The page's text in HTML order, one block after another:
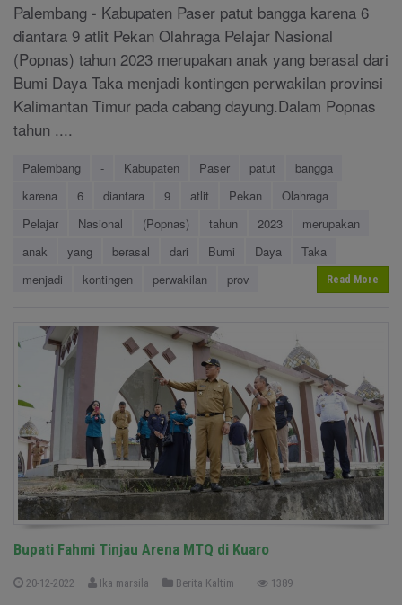
Palembang - Kabupaten Paser patut bangga karena 6
diantara 9 atlit Pekan Olahraga Pelajar Nasional
(Popnas) tahun 2023 merupakan anak yang berasal dari
Bumi Daya Taka menjadi kontingen perwakilan provinsi
Kalimantan Timur pada cabang dayung.Dalam Popnas
tahun ....
Palembang - Kabupaten Paser patut
bangga
karena
6 diantara 9 atlit Pekan
Olahraga
Pelajar
Nasional (Popnas) tahun 2023
merupakan
anak
yang berasal dari Bumi Daya
Taka
menjadi
kontingen perwakilan prov Read More
Bupati Fahmi Tinjau Arena MTQ di Kuaro
20-12-2022 Ika marsila Berita Kaltim 1389